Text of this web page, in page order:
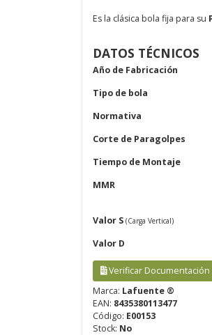
Es la clásica bola fija para su
DATOS TÉCNICOS
Año de Fabricación
Tipo de bola
Normativa
Corte de Paragolpes
Tiempo de Montaje
MMR
Valor S (Carga Vertical)
Valor D
Verificar Documentación
Marca: Lafuente ®
EAN: 8435380113477
Código: E00153
Stock: No